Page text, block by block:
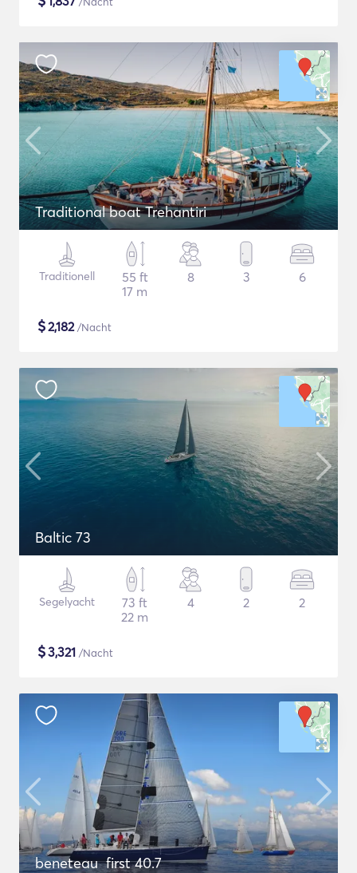
Traditional boat Trehantiri
Traditionell
55 ft
17 m
8 3 6
$2,182/Nacht
Baltic 73
Segelyacht
73 ft
22 m
4 2 2
$3,321 /Nacht
beneteau first 40.7